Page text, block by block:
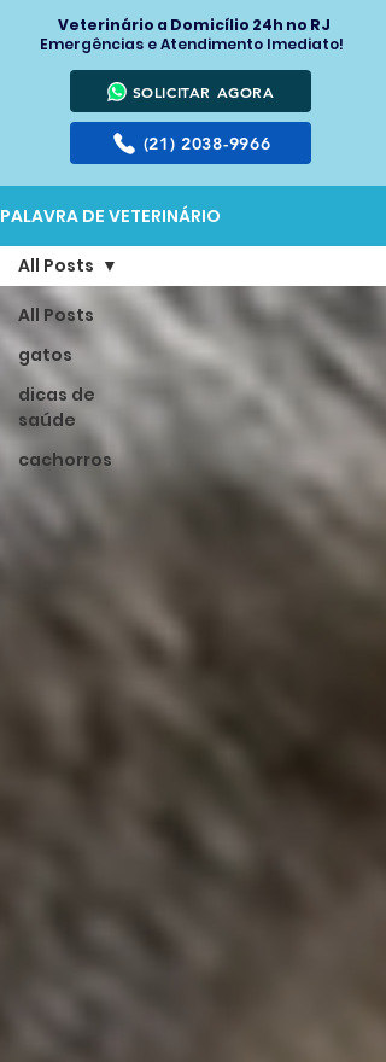
Veterinário a Domicílio 24h no RJ
Emergências e Atendimento Imediato!
SOLICITAR AGORA
(21) 2038-9966
PALAVRA DE VETERINÁRIO
All Posts
gatos
dicas de
saúde
cachorros
All Posts